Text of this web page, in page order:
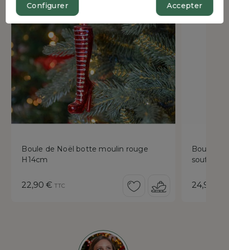
Boule de Noël botte moulin rouge
H14cm
Prix
22,90 € TTC
Boule de
soufflé
Prix
24,90 €
Configurer Accepter